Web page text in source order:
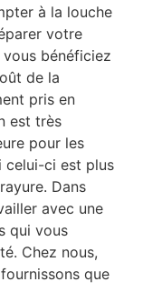
à la louche
votre
bénéficiez
de la
pris en
est très
pour les
celui-ci est plus
Dans
avec une
qui vous
Chez nous,
que